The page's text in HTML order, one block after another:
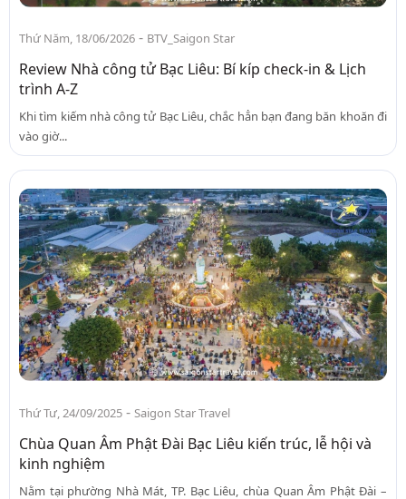
Thứ Năm, 18/06/2026 - BTV_Saigon Star
Review Nhà công tử Bạc Liêu: Bí kíp check-in & Lịch
trình A-Z
Khi tìm kiếm nhà công tử Bạc Liêu, chắc hẳn bạn đang băn khoăn đi
vào giờ...
Thứ Tư, 24/09/2025 - Saigon Star Travel
Chùa Quan Âm Phật Đài Bạc Liêu kiến trúc, lễ hội và
kinh nghiệm
Nằm tại phường Nhà Mát, TP. Bạc Liêu, chùa Quan Âm Phật Đài –